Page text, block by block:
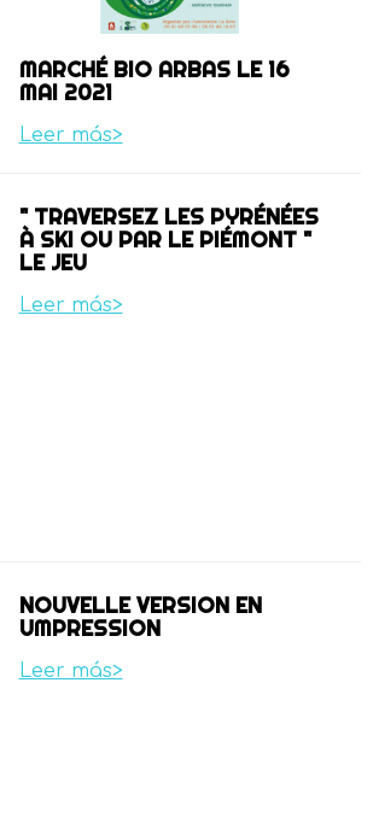
MARCHÉ BIO ARBAS LE 16
MAI 2021
Leer más>
" TRAVERSEZ LES PYRÉNÉES
À SKI OU PAR LE PIÉMONT "
LE JEU
Leer más>
NOUVELLE VERSION EN
UMPRESSION
Leer más>